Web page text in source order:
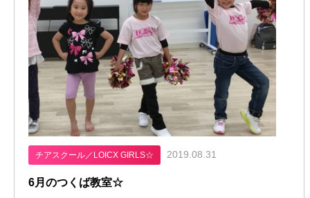
チアスクール／LOICX GIRLS☆ 2019.08.31
6月のつくば教室☆